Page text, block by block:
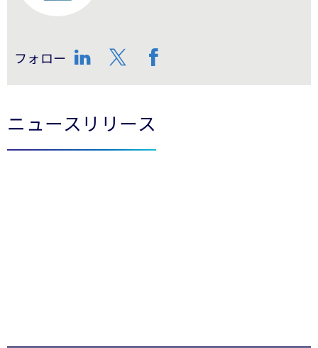
フォロー
ニュースリリース